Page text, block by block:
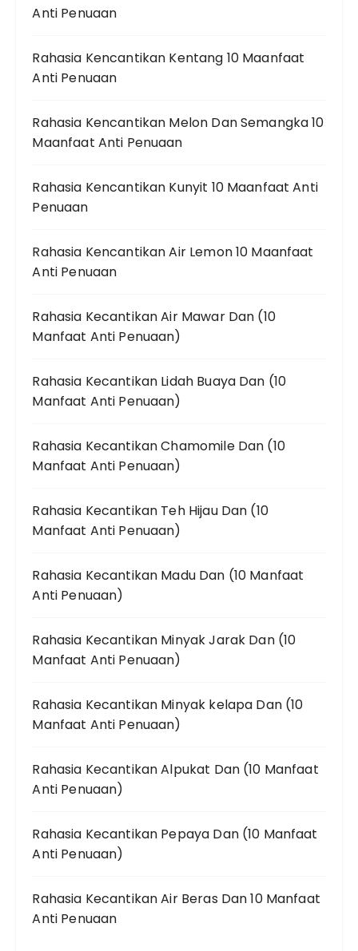
Anti Penuaan
Rahasia Kencantikan Kentang 10 Maanfaat
Anti Penuaan
Rahasia Kencantikan Melon Dan Semangka 10
Maanfaat Anti Penuaan
Rahasia Kencantikan Kunyit 10 Maanfaat Anti
Penuaan
Rahasia Kencantikan Air Lemon 10 Maanfaat
Anti Penuaan
Rahasia Kecantikan Air Mawar Dan (10
Manfaat Anti Penuaan)
Rahasia Kecantikan Lidah Buaya Dan (10
Manfaat Anti Penuaan)
Rahasia Kecantikan Chamomile Dan (10
Manfaat Anti Penuaan)
Rahasia Kecantikan Teh Hijau Dan (10
Manfaat Anti Penuaan)
Rahasia Kecantikan Madu Dan (10 Manfaat
Anti Penuaan)
Rahasia Kecantikan Minyak Jarak Dan (10
Manfaat Anti Penuaan)
Rahasia Kecantikan Minyak kelapa Dan (10
Manfaat Anti Penuaan)
Rahasia Kecantikan Alpukat Dan (10 Manfaat
Anti Penuaan)
Rahasia Kecantikan Pepaya Dan (10 Manfaat
Anti Penuaan)
Rahasia Kecantikan Air Beras Dan 10 Manfaat
Anti Penuaan